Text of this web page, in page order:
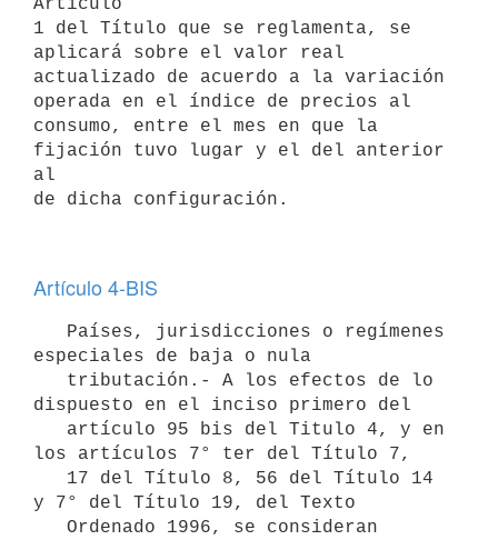
1 del Título que se reglamenta, se
aplicará sobre el valor real
actualizado de acuerdo a la variación
operada en el índice de precios al
consumo, entre el mes en que la
fijación tuvo lugar y el del anterior
al
Artículo 4-BIS
especiales de baja o nula
dispuesto en el inciso primero del
los artículos 7° ter del Título 7,
y 7° del Título 19, del Texto